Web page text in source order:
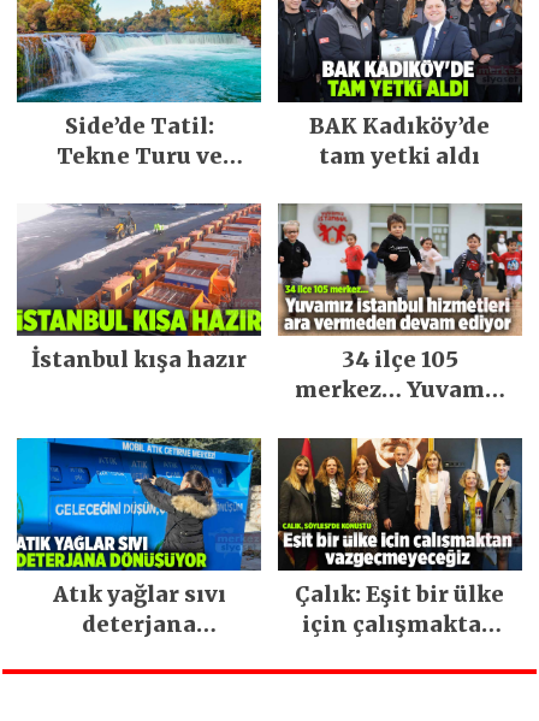
Side’de Tatil:
Tekne Turu ve
BAK Kadıköy’de
tam yetki aldı
İstanbul kışa hazır
34 ilçe 105
merkez… Yuvamız
ara vermeden
devam ediyor
Atık yağlar sıvı
deterjana
Çalık: Eşit bir ülke
için çalışmaktan